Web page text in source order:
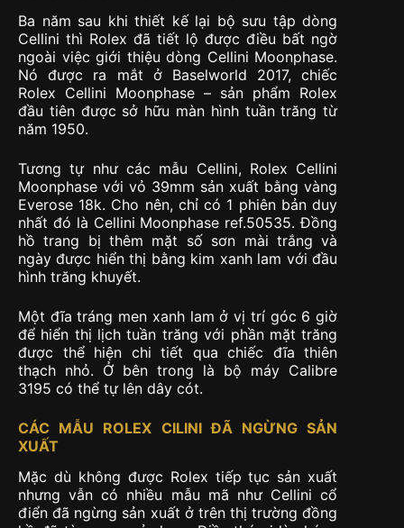
Ba năm sau khi thiết kế lại bộ sưu tập dòng
Cellini thì Rolex đã tiết lộ được điều bất ngờ
ngoài việc giới thiệu dòng Cellini Moonphase.
Nó được ra mắt ở Baselworld 2017, chiếc
Rolex Cellini Moonphase – sản phẩm Rolex
đầu tiên được sở hữu màn hình tuần trăng từ
năm 1950.
Tương tự như các mẫu Cellini, Rolex Cellini
Moonphase với vỏ 39mm sản xuất bằng vàng
Everose 18k. Cho nên, chỉ có 1 phiên bản duy
nhất đó là Cellini Moonphase ref.50535. Đồng
hồ trang bị thêm mặt số sơn mài trắng và
ngày được hiển thị bằng kim xanh lam với đầu
hình trăng khuyết.
Một đĩa tráng men xanh lam ở vị trí góc 6 giờ
để hiển thị lịch tuần trăng với phần mặt trăng
được thể hiện chi tiết qua chiếc đĩa thiên
thạch nhỏ. Ở bên trong là bộ máy Calibre
3195 có thể tự lên dây cót.
CÁC MẪU ROLEX CILINI ĐÃ NGỪNG SẢN
XUẤT
Mặc dù không được Rolex tiếp tục sản xuất
nhưng vẫn có nhiều mẫu mã như Cellini cổ
điển đã ngừng sản xuất ở trên thị trường đồng